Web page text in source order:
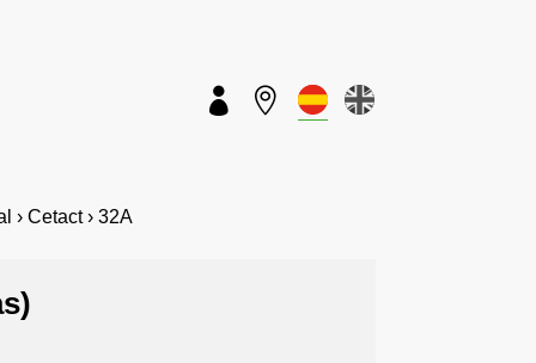
 
› Cetact › 32A